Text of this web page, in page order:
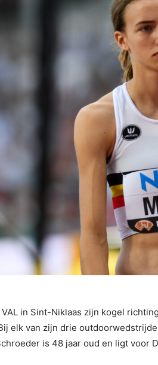
in Sint-Niklaas zijn kogel
elk van zijn drie
is 48 jaar oud en ligt voor